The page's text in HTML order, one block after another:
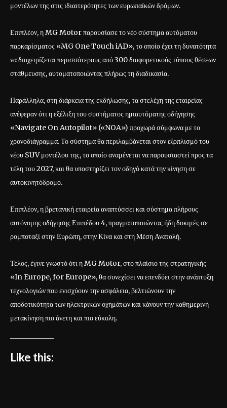
μοντέλων της στις ιδιαιτερότητες των ευρωπαϊκών δρόμων.
Επιπλέον, η MG Motor παρουσίασε το νέο σύστημα αυτόματου
παρκαρίσματος «MG One Touch iAD», το οποίο έχει τη δυνατότητα
να διαχειρίζεται περισσότερους από 300 διαφορετικούς τύπους θέσεων
στάθμευσης, αυτοματοποιώντας πλήρως τη διαδικασία.
Παράλληλα, στη διάρκεια της εκδήλωσης, τα στελέχη της εταιρείας
ανέφεραν ότι η εξέλιξη του συστήματος ημιαυτόματης οδήγησης
«Navigate On Autopilot» («NOA») προχωρά σύμφωνα με το
χρονοδιάγραμμα. Το σύστημα θα περιλαμβάνεται στον εξοπλισμό του
νέου SUV μοντέλου της, το οποίο αναμένεται να παρουσιαστεί προς τα
τέλη του 2027, και θα υποστηρίζει τον οδηγό κατά την κίνηση σε
αυτοκινητόδρομο.
Επιπλέον, η βρετανική εταιρεία αναπτύσσει και σύστημα πλήρους
αυτόνομης οδήγησης Επιπέδου 4, πραγματοποιώντας ήδη δοκιμές σε
ρομποταξί στην Ευρώπη, στην Κίνα και στη Μέση Ανατολή.
Τέλος, έγινε γνωστό ότι η MG Motor, στο πλαίσιο της στρατηγικής
«In Europe, for Europe», θα συνεχίσει να επενδύει στην ανάπτυξη
τεχνολογιών που ενισχύουν την ασφάλεια, βελτιώνουν την
αποδοτικότητα των ηλεκτρικών οχημάτων και κάνουν την καθημερινή
μετακίνηση πιο άνετη και πιο εύκολη.
Like this: